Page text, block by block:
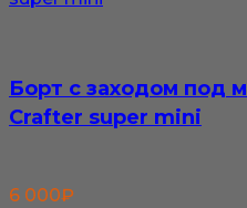
Борт с заходом под
Crafter super mini
6 000₽